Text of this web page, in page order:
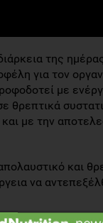
της
για τον
με
θρεπτικά
με την
και
να